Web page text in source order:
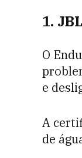
1.
O
e
A
de